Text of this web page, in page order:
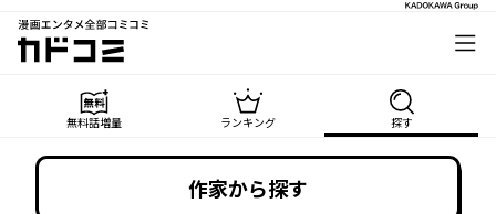
漫画エンタメ全部コミコミ
カドコミ
無料話増量 ランキング 探す
作家から探す